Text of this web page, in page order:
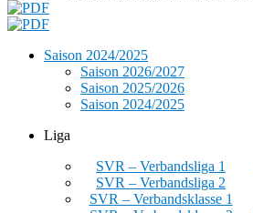
Saison 2024/2025
Saison 2026/2027
Saison 2025/2026
Saison 2024/2025
Liga
SVR – Verbandsliga 1
SVR – Verbandsliga 2
SVR – Verbandsklasse 1